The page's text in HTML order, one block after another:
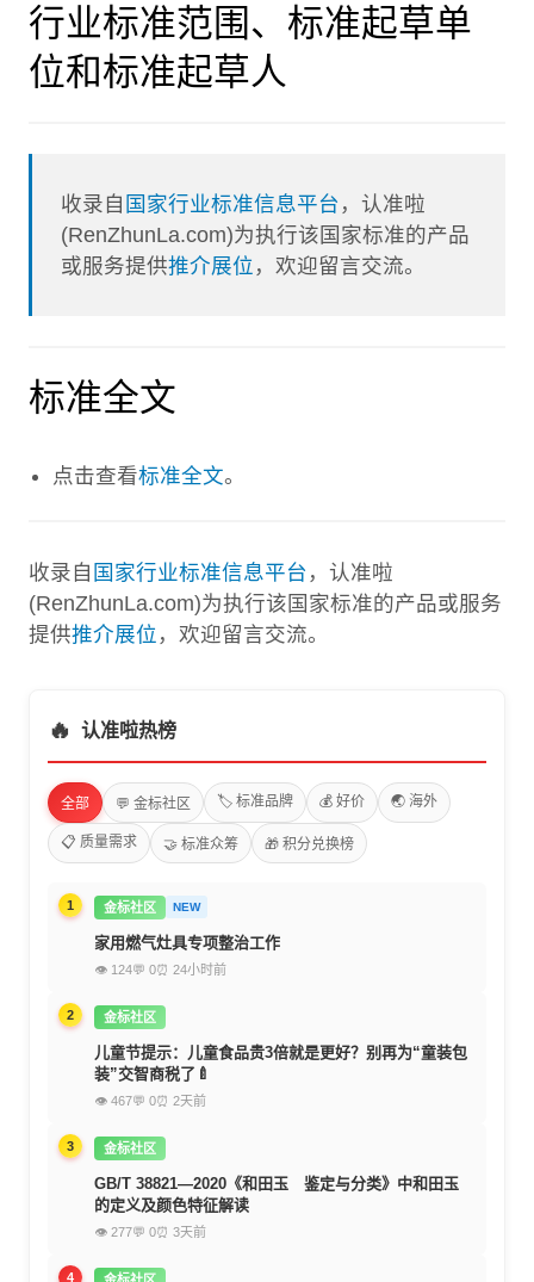
行业标准范围、标准起草单
位和标准起草人
收录自 国家行业标准信息平台 ，认准啦
(RenZhunLa.com)为执行该国家标准的产品
或服务提供推介展位 ，欢迎留言交流。
标准全文
点击查看标准全文。
收录自 国家行业标准信息平台 ，认准啦
(RenZhunLa.com)为执行该国家标准的产品或服务
提供推介展位 ，欢迎留言交流。
🔥 认准啦热榜
全部 💬 金标社区 🏷️ 标准品牌 💰 好价 🌏 海外
📋 质量需求 🤝 标准众筹 🎁 积分兑换榜
1 金标社区 NEW
家用燃气灶具专项整治工作
👁 124💬 0⏰ 24小时前
2 金标社区
儿童节提示：儿童食品贵3倍就是更好？别再为“童装包
装”交智商税了🍼
👁 467💬 0⏰ 2天前
3 金标社区
GB/T 38821—2020《和田玉 鉴定与分类》中和田玉
的定义及颜色特征解读
👁 277💬 0⏰ 3天前
4 金标社区